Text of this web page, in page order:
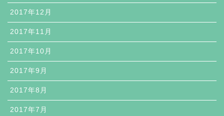
2017年12月
2017年11月
2017年10月
2017年9月
2017年8月
2017年7月